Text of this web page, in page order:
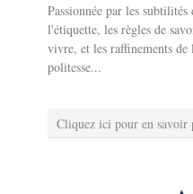
Passionnée par les subtilités
l'étiquette, les règles de
vivre, et les raffinements de
politesse...
Cliquez ici pour en savoir